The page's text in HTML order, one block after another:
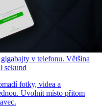
v telefonu. Většina
sekund
fotky, videa a
Uvolnit místo přitom